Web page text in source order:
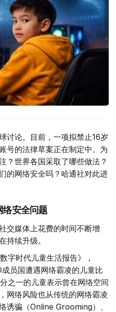
讨论。目前，一项拟禁止16岁
号的法律草案正在制定中。为
？世界各国采取了哪些做法？
的网络安全吗？哈通社对此进
络安全问题
交媒体上花费的时间不断增
持续升级。
字时代儿童生活报告》，
员国遭遇网络霸凌的儿童比
之一的儿童表示曾在网络空间
网络风险也从传统的网络霸凌
诱骗（Online Grooming）、